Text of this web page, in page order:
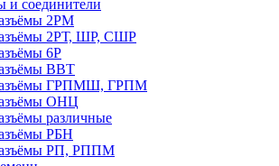
и соединители
2РМ
2РТ, ШР, СШР
6Р
ВВТ
ГРПМШ, ГРПМ
ОНЦ
различные
РБН
РП, РППМ